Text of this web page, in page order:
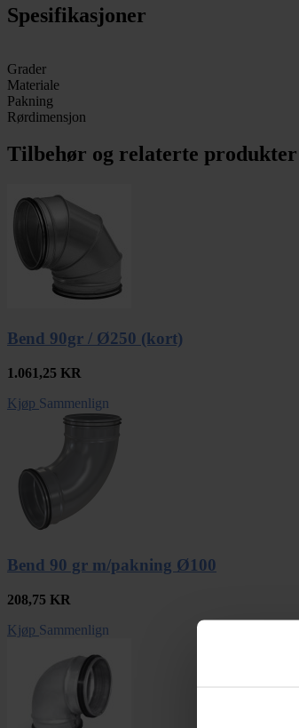
Spesifikasjoner
Grader
Materiale
Pakning
Rørdimensjon
Tilbehør og relaterte produkter
Bend 90gr / Ø250 (kort)
1.061,25 KR
Kjøp Sammenlign
Bend 90 gr m/pakning Ø100
208,75 KR
Kjøp Sammenlign